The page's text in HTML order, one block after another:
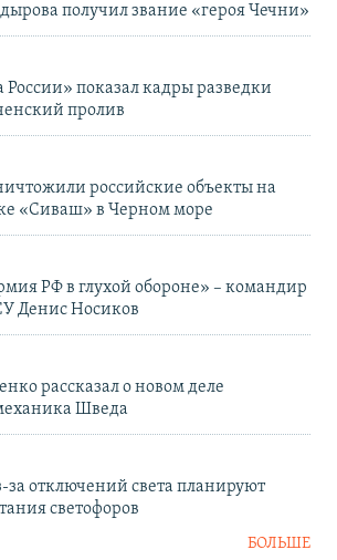
получил звание «героя Чечни»
России» показал кадры разведки
пролив
российские объекты на
«Сиваш» в Черном море
РФ в глухой обороне» – командир
Денис Носиков
рассказал о новом деле
Шведа
за отключений света планируют
светофоров
БОЛЬШЕ